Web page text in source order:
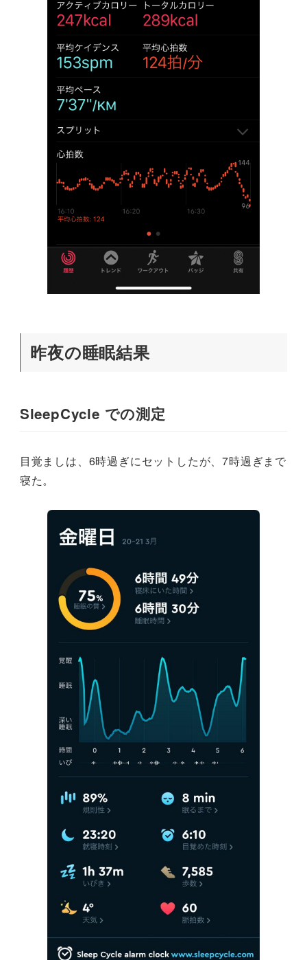
昨夜の睡眠結果
SleepCycle での測定
目覚ましは、6時過ぎにセットしたが、7時過ぎまで
寝た。